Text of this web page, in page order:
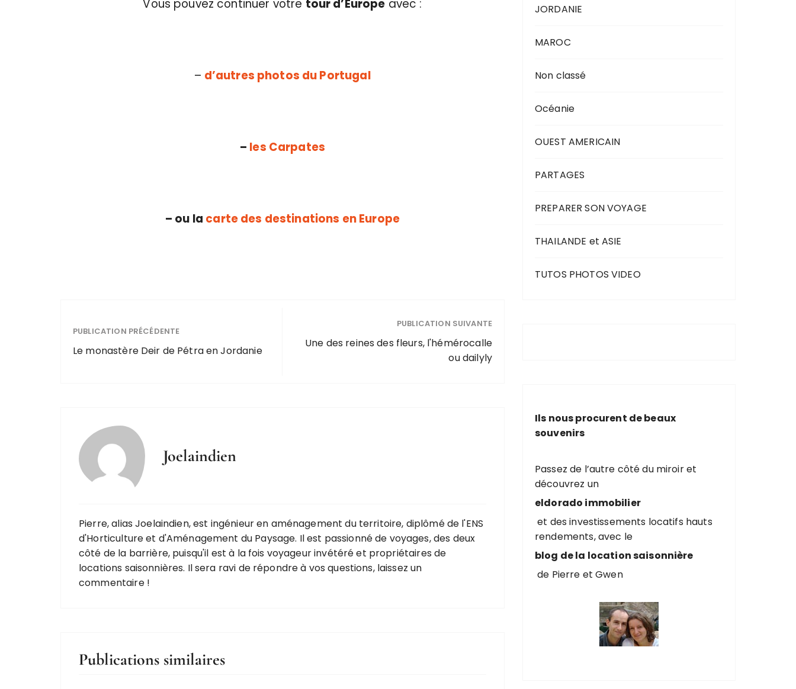
Vous pouvez continuer votre tour d’Europe avec :
– d’autres photos du Portugal
– les Carpates
– ou la carte des destinations en Europe
PUBLICATION PRÉCÉDENTE
Le monastère Deir de Pétra en Jordanie
PUBLICATION SUIVANTE
Une des reines des fleurs, l'hémérocalle
ou dailyly
Joelaindien
Pierre, alias Joelaindien, est ingénieur en aménagement du territoire, diplômé de l'ENS
d'Horticulture et d'Aménagement du Paysage. Il est passionné de voyages, des deux
côté de la barrière, puisqu'il est à la fois voyageur invétéré et propriétaires de
locations saisonnières. Il sera ravi de répondre à vos questions, laissez un
commentaire !
Publications similaires
JORDANIE
MAROC
Non classé
Océanie
OUEST AMERICAIN
PARTAGES
PREPARER SON VOYAGE
THAILANDE et ASIE
TUTOS PHOTOS VIDEO
Ils nous procurent de beaux
souvenirs
Passez de l’autre côté du miroir et
découvrez un
eldorado immobilier
et des investissements locatifs hauts
rendements, avec le
blog de la location saisonnière
de Pierre et Gwen